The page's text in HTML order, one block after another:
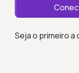
Seja o primeiro a